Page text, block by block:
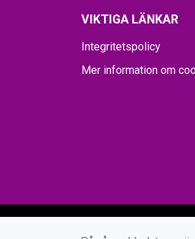
VIKTIGA LÄNKAR
Integritetspolicy
Mer information om